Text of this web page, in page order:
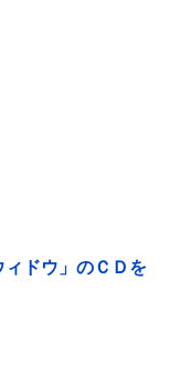
ィドウ」のＣＤを